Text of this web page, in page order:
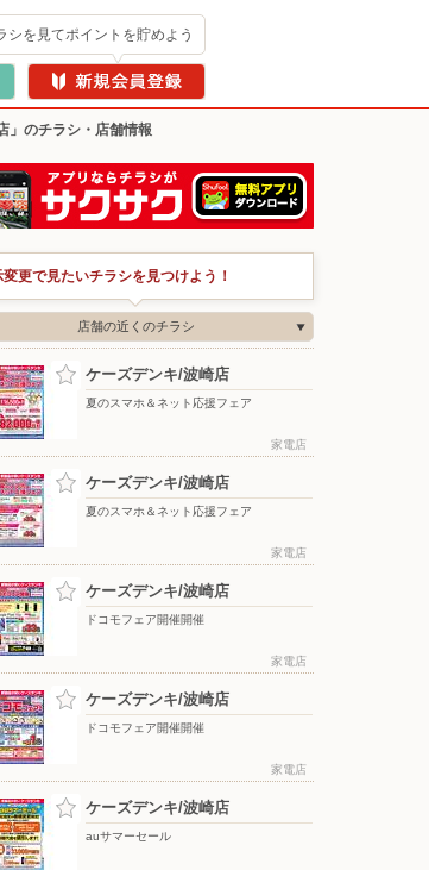
シを見てポイントを貯めよう
」のチラシ・店舗情報
変更で見たいチラシを見つけよう！
店舗の近くのチラシ
ケーズデンキ/波崎店
夏のスマホ＆ネット応援フェア
家電店
ケーズデンキ/波崎店
夏のスマホ＆ネット応援フェア
家電店
ケーズデンキ/波崎店
ドコモフェア開催開催
家電店
ケーズデンキ/波崎店
ドコモフェア開催開催
家電店
ケーズデンキ/波崎店
auサマーセール